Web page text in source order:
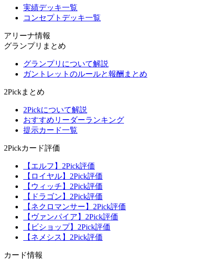
実績デッキ一覧
コンセプトデッキ一覧
アリーナ情報
グランプリまとめ
グランプリについて解説
ガントレットのルールと報酬まとめ
2Pickまとめ
2Pickについて解説
おすすめリーダーランキング
提示カード一覧
2Pickカード評価
【エルフ】2Pick評価
【ロイヤル】2Pick評価
【ウィッチ】2Pick評価
【ドラゴン】2Pick評価
【ネクロマンサー】2Pick評価
【ヴァンパイア】2Pick評価
【ビショップ】2Pick評価
【ネメシス】2Pick評価
カード情報